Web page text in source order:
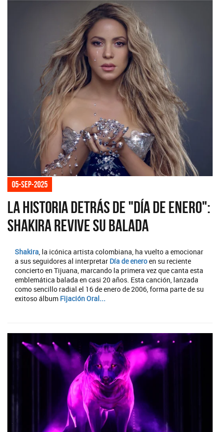
05-sep-2025
La historia detrás de "Día de enero":
Shakira revive su balada
Shakira , la icónica artista colombiana, ha vuelto a emocionar
a sus seguidores al interpretar Día de eneroen su reciente
concierto en Tijuana, marcando la primera vez que canta esta
emblemática balada en casi 20 años. Esta canción, lanzada
como sencillo radial el 16 de enero de 2006, forma parte de su
exitoso álbum Fijación Oral...